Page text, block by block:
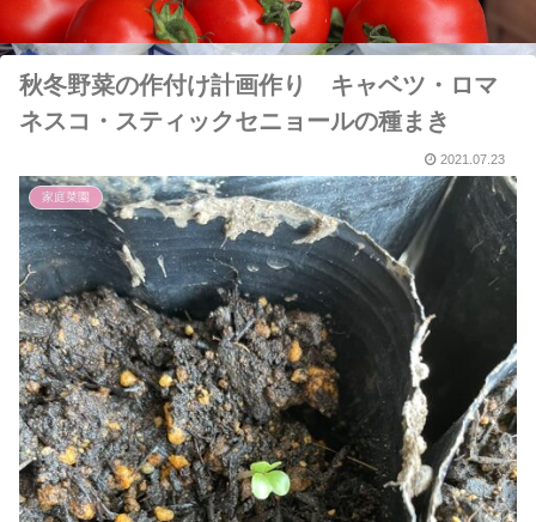
秋冬野菜の作付け計画作り キャベツ・ロマ
ネスコ・スティックセニョールの種まき
2021.07.23
家庭菜園